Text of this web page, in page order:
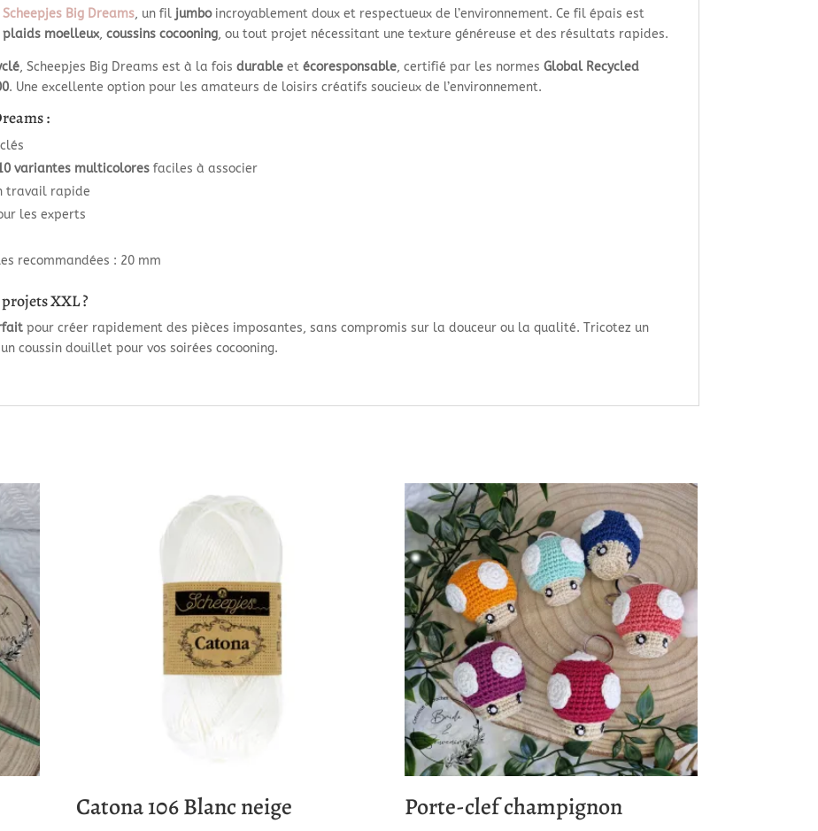
Scheepjes Big Dreams, un fil jumboincroyablement doux et respectueux de l’environnement. Ce fil épais est
plaids moelleux,coussins cocooning, ou tout projet nécessitant une texture généreuse et des résultats rapides.
, Scheepjes Big Dreams est à la foisdurable etécoresponsable, certifié par les normesGlobal Recycled
. Une excellente option pour les amateurs de loisirs créatifs soucieux de l’environnement.
:
variantes multicolores faciles à associer
travail rapide
les experts
recommandées : 20 mm
XXL ?
pour créer rapidement des pièces imposantes, sans compromis sur la douceur ou la qualité. Tricotez un
coussin douillet pour vos soirées cocooning.
Catona 106 Blanc neige Porte-clef champignon